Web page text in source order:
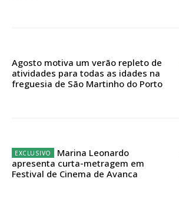
12 meses
Ofertas para assinatura anual
Agosto motiva um verão repleto de
atividades para todas as idades na
freguesia de São Martinho do Porto
Marina Leonardo
apresenta curta-metragem em
Festival de Cinema de Avanca